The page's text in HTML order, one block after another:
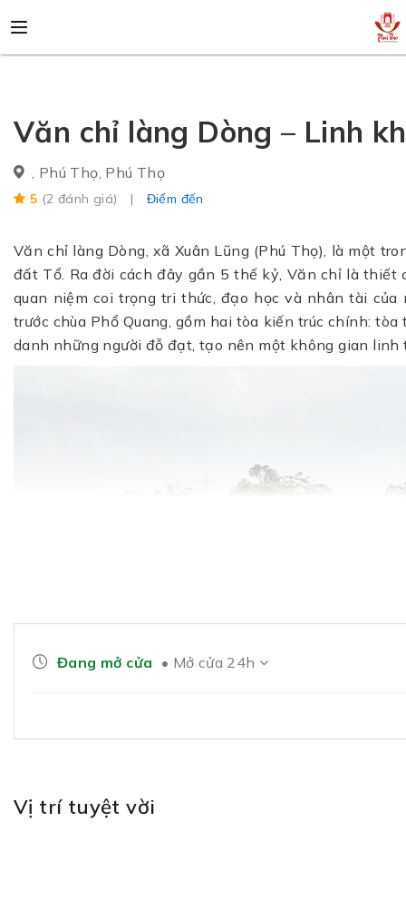
Văn chỉ làng Dòng – Linh
, Phú Thọ, Phú Thọ
5 (2 đánh giá) Điểm đến
Văn chỉ làng Dòng, xã Xuân Lũng (Phú Thọ), là một
đất Tổ. Ra đời cách đây gần 5 thế kỷ, Văn chỉ là thiết
quan niệm coi trọng tri thức, đạo học và nhân tài
trước chùa Phổ Quang, gồm hai tòa kiến trúc chính:
danh những người đỗ đạt, tạo nên một không gian linh
Đang mở cửa • Mở cửa 24h
Vị trí tuyệt vời